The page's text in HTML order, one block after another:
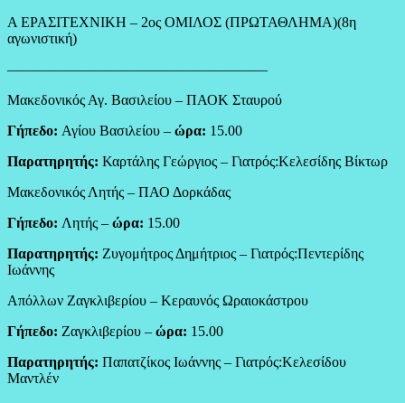
Α ΕΡΑΣΙΤΕΧΝΙΚΗ – 2ος ΟΜΙΛΟΣ (ΠΡΩΤΑΘΛΗΜΑ)(8η
αγωνιστική)
——————————————————
Μακεδονικός Αγ. Βασιλείου – ΠΑΟΚ Σταυρού
Γήπεδο: Αγίου Βασιλείου – ώρα: 15.00
Παρατηρητής: Καρτάλης Γεώργιος – Γιατρός:Κελεσίδης Βίκτωρ
Μακεδονικός Λητής – ΠΑΟ Δορκάδας
Γήπεδο: Λητής – ώρα: 15.00
Παρατηρητής: Ζυγομήτρος Δημήτριος – Γιατρός:Πεντερίδης
Ιωάννης
Απόλλων Ζαγκλιβερίου – Κεραυνός Ωραιοκάστρου
Γήπεδο: Ζαγκλιβερίου – ώρα: 15.00
Παρατηρητής: Παπατζίκος Ιωάννης – Γιατρός:Κελεσίδου
Μαντλέν